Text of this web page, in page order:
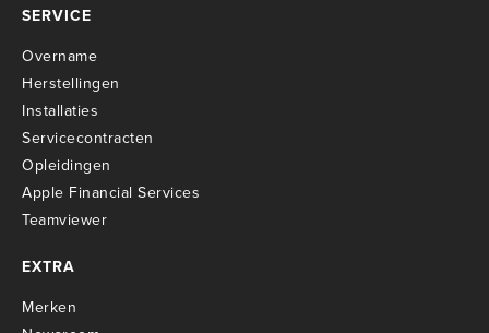
SERVICE
Overname
Herstellingen
Installaties
Servicecontracten
Opleidingen
Apple Financial Services
Teamviewer
EXTRA
Merken